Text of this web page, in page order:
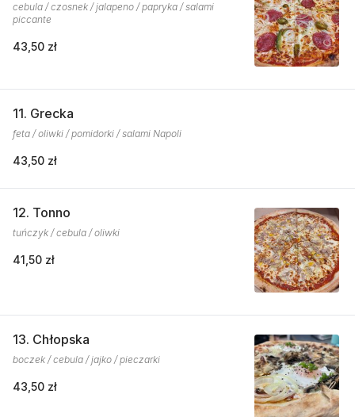
cebula / czosnek / jalapeno / papryka / salami
piccante
43,50 zł
11. Grecka
feta / oliwki / pomidorki / salami Napoli
43,50 zł
12. Tonno
tuńczyk / cebula / oliwki
41,50 zł
13. Chłopska
boczek / cebula / jajko / pieczarki
43,50 zł